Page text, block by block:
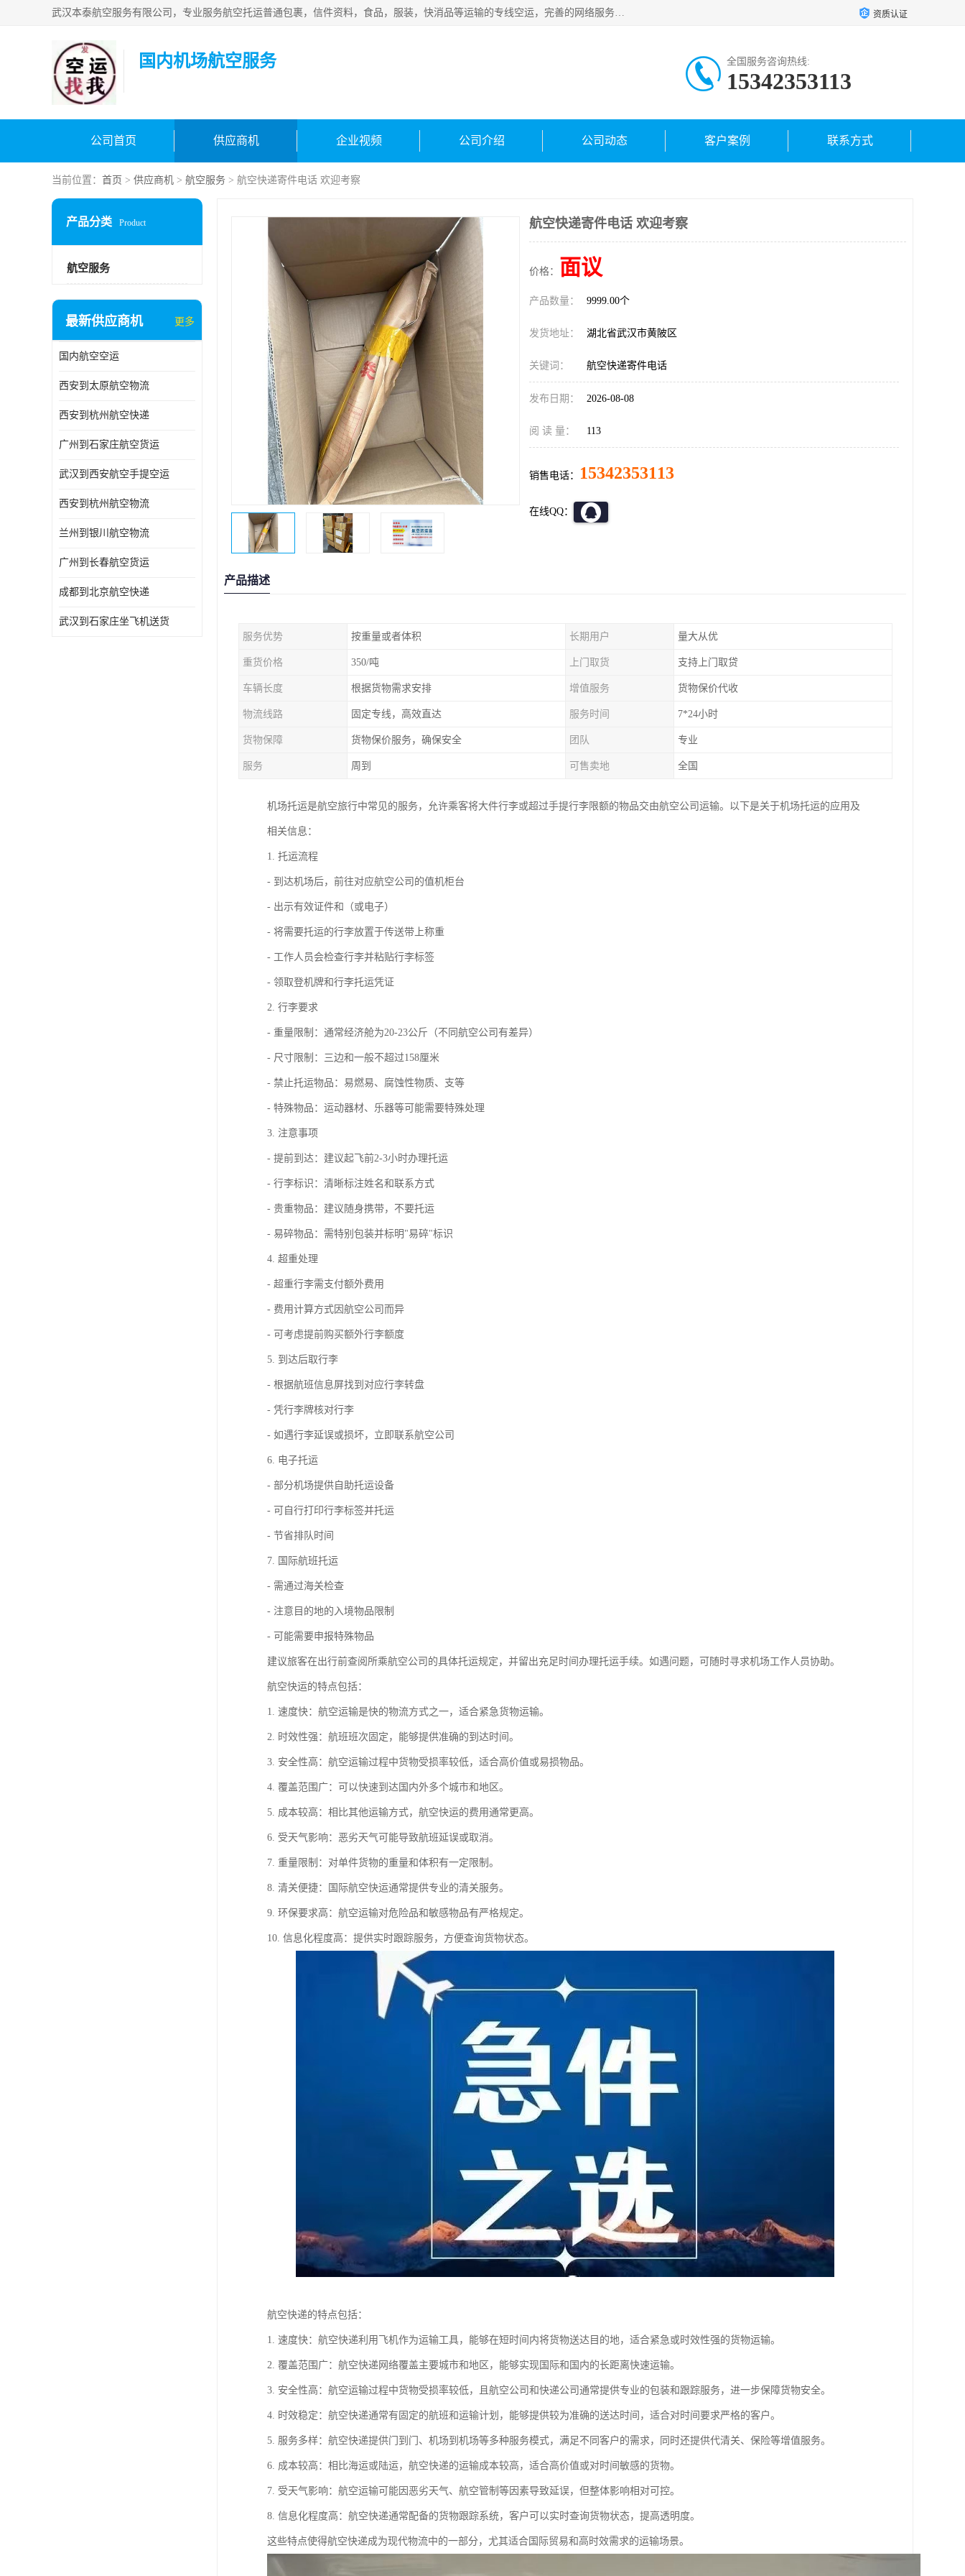
武汉本泰航空服务有限公司，专业服务航空托运普通包裹，信件资料，食品，服装，快消品等运输的专线空运，完善的网络服务确保为客户提供准确、*、安全的“门对门”服务，本着“诚信为本、精诚合作”的服务宗旨.“以安全运输为保障，以运价合理要求市场”的经营理念。武汉机场货运、武汉航空物流、武汉空运、武汉天河国际机场东方、南方、国际航空、机场空运业务覆盖国内二三线机场城市，如：武汉-敦煌、武汉-柳州等 资质认证
国内机场航空服务 全国服务咨询热线:
15342353113
公司首页 供应商机 企业视频 公司介绍 公司动态 客户案例 联系方式
当前位置： 首页 > 供应商机 > 航空服务 > 航空快递寄件电话 欢迎考察
产品分类 Product
航空服务
最新供应商机 更多
国内航空空运
西安到太原航空物流
西安到杭州航空快递
广州到石家庄航空货运
武汉到西安航空手提空运
西安到杭州航空物流
兰州到银川航空物流
广州到长春航空货运
成都到北京航空快递
武汉到石家庄坐飞机送货
航空快递寄件电话 欢迎考察
价格： 面议
产品数量： 9999.00个
发货地址： 湖北省武汉市黄陂区
关键词： 航空快递寄件电话
发布日期： 2026-08-08
阅 读 量： 113
销售电话： 15342353113
在线QQ：
产品描述
服务优势 按重量或者体积 长期用户 量大从优
重货价格 350/吨 上门取货 支持上门取贷
车辆长度 根据货物需求安排 增值服务 货物保价代收
物流线路 固定专线，高效直达 服务时间 7*24小时
货物保障 货物保价服务，确保安全 团队 专业
服务 周到 可售卖地 全国
机场托运是航空旅行中常见的服务，允许乘客将大件行李或超过手提行李限额的物品交由航空公司运输。以下是关于机场托运的应用及
相关信息：
1. 托运流程
- 到达机场后，前往对应航空公司的值机柜台
- 出示有效证件和（或电子）
- 将需要托运的行李放置于传送带上称重
- 工作人员会检查行李并粘贴行李标签
- 领取登机牌和行李托运凭证
2. 行李要求
- 重量限制：通常经济舱为20-23公斤（不同航空公司有差异）
- 尺寸限制：三边和一般不超过158厘米
- 禁止托运物品：易燃易、腐蚀性物质、支等
- 特殊物品：运动器材、乐器等可能需要特殊处理
3. 注意事项
- 提前到达：建议起飞前2-3小时办理托运
- 行李标识：清晰标注姓名和联系方式
- 贵重物品：建议随身携带，不要托运
- 易碎物品：需特别包装并标明"易碎"标识
4. 超重处理
- 超重行李需支付额外费用
- 费用计算方式因航空公司而异
- 可考虑提前购买额外行李额度
5. 到达后取行李
- 根据航班信息屏找到对应行李转盘
- 凭行李牌核对行李
- 如遇行李延误或损坏，立即联系航空公司
6. 电子托运
- 部分机场提供自助托运设备
- 可自行打印行李标签并托运
- 节省排队时间
7. 国际航班托运
- 需通过海关检查
- 注意目的地的入境物品限制
- 可能需要申报特殊物品
建议旅客在出行前查阅所乘航空公司的具体托运规定，并留出充足时间办理托运手续。如遇问题，可随时寻求机场工作人员协助。
航空快运的特点包括：
1. 速度快：航空运输是快的物流方式之一，适合紧急货物运输。
2. 时效性强：航班班次固定，能够提供准确的到达时间。
3. 安全性高：航空运输过程中货物受损率较低，适合高价值或易损物品。
4. 覆盖范围广：可以快速到达国内外多个城市和地区。
5. 成本较高：相比其他运输方式，航空快运的费用通常更高。
6. 受天气影响：恶劣天气可能导致航班延误或取消。
7. 重量限制：对单件货物的重量和体积有一定限制。
8. 清关便捷：国际航空快运通常提供专业的清关服务。
9. 环保要求高：航空运输对危险品和敏感物品有严格规定。
10. 信息化程度高：提供实时跟踪服务，方便查询货物状态。
航空快递的特点包括：
1. 速度快：航空快递利用飞机作为运输工具，能够在短时间内将货物送达目的地，适合紧急或时效性强的货物运输。
2. 覆盖范围广：航空快递网络覆盖主要城市和地区，能够实现国际和国内的长距离快速运输。
3. 安全性高：航空运输过程中货物受损率较低，且航空公司和快递公司通常提供专业的包装和跟踪服务，进一步保障货物安全。
4. 时效稳定：航空快递通常有固定的航班和运输计划，能够提供较为准确的送达时间，适合对时间要求严格的客户。
5. 服务多样：航空快递提供门到门、机场到机场等多种服务模式，满足不同客户的需求，同时还提供代清关、保险等增值服务。
6. 成本较高：相比海运或陆运，航空快递的运输成本较高，适合高价值或对时间敏感的货物。
7. 受天气影响：航空运输可能因恶劣天气、航空管制等因素导致延误，但整体影响相对可控。
8. 信息化程度高：航空快递通常配备的货物跟踪系统，客户可以实时查询货物状态，提高透明度。
这些特点使得航空快递成为现代物流中的一部分，尤其适合国际贸易和高时效需求的运输场景。